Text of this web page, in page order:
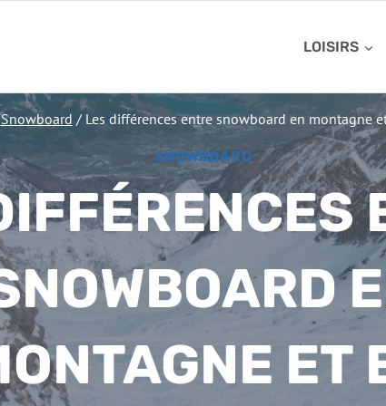
LOISIRS
Snowboard / Les différences entre snowboard en montagne
SNOWBOARD
ET